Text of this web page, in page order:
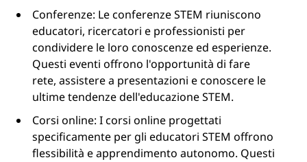
Conferenze: Le conferenze STEM riuniscono
educatori, ricercatori e professionisti per
condividere le loro conoscenze ed esperienze.
Questi eventi offrono l'opportunità di fare
rete, assistere a presentazioni e conoscere le
ultime tendenze dell'educazione STEM.
Corsi online: I corsi online progettati
specificamente per gli educatori STEM offrono
flessibilità e apprendimento autonomo. Questi